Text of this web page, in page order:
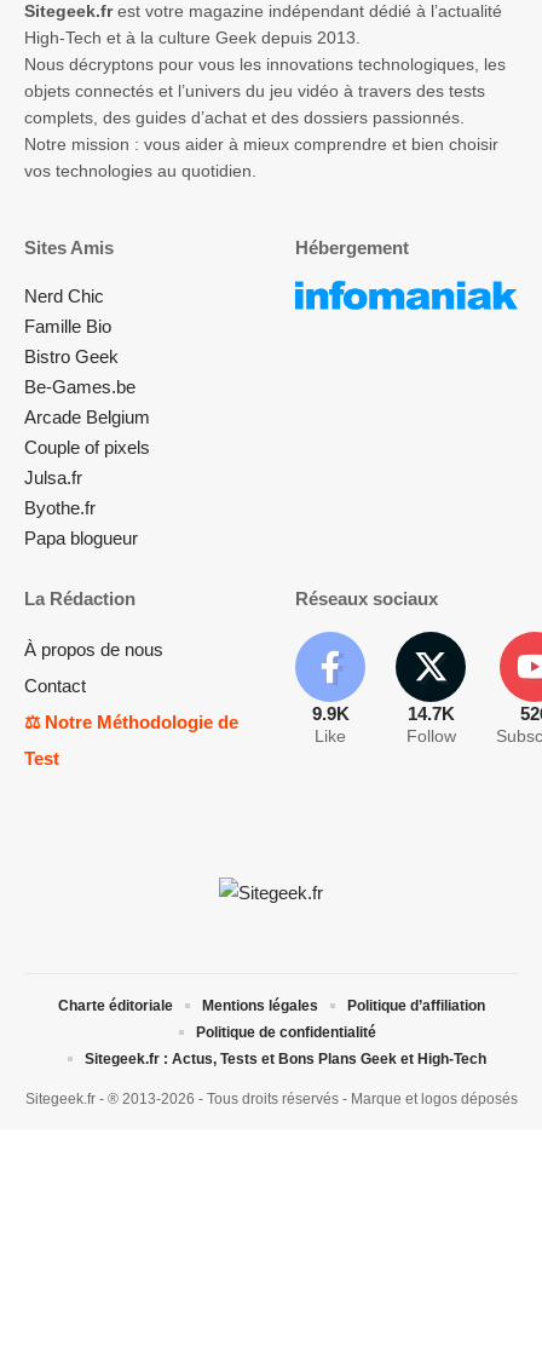
Sitegeek.frest votre magazine indépendant dédié à l’actualité
High-Tech et à la culture Geek depuis 2013.
Nous décryptons pour vous les innovations technologiques, les
objets connectés et l’univers du jeu vidéo à travers des tests
complets, des guides d’achat et des dossiers passionnés.
Notre mission : vous aider à mieux comprendre et bien choisir
vos technologies au quotidien.
Sites Amis
Nerd Chic
Famille Bio
Bistro Geek
Be-Games.be
Arcade Belgium
Couple of pixels
Julsa.fr
Byothe.fr
Papa blogueur
Hébergement
La Rédaction
À propos de nous
Contact
⚖️ Notre Méthodologie de
Test
Réseaux sociaux
9.9K
Like
14.7K
Follow
Sitegeek.fr - ® 2013-2026 - Tous droits réservés - Marque et logos déposés
Charte éditoriale Mentions légales
Politique d’affiliation
Politique de confidentialité
Sitegeek.fr : Actus, Tests et Bons Plans Geek et High-Tech